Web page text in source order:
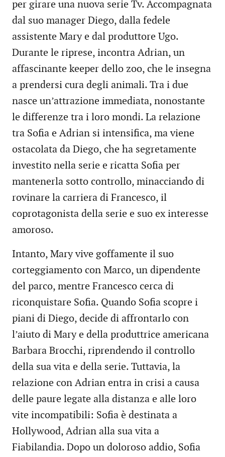
per girare una nuova serie Tv. Accompagnata
dal suo manager Diego, dalla fedele
assistente Mary e dal produttore Ugo.
Durante le riprese, incontra Adrian, un
affascinante keeper dello zoo, che le insegna
a prendersi cura degli animali. Tra i due
nasce un’attrazione immediata, nonostante
le differenze tra i loro mondi. La relazione
tra Sofia e Adrian si intensifica, ma viene
ostacolata da Diego, che ha segretamente
investito nella serie e ricatta Sofia per
mantenerla sotto controllo, minacciando di
rovinare la carriera di Francesco, il
coprotagonista della serie e suo ex interesse
amoroso.
Intanto, Mary vive goffamente il suo
corteggiamento con Marco, un dipendente
del parco, mentre Francesco cerca di
riconquistare Sofia. Quando Sofia scopre i
piani di Diego, decide di affrontarlo con
l’aiuto di Mary e della produttrice americana
Barbara Brocchi, riprendendo il controllo
della sua vita e della serie. Tuttavia, la
relazione con Adrian entra in crisi a causa
delle paure legate alla distanza e alle loro
vite incompatibili: Sofia è destinata a
Hollywood, Adrian alla sua vita a
Fiabilandia. Dopo un doloroso addio, Sofia